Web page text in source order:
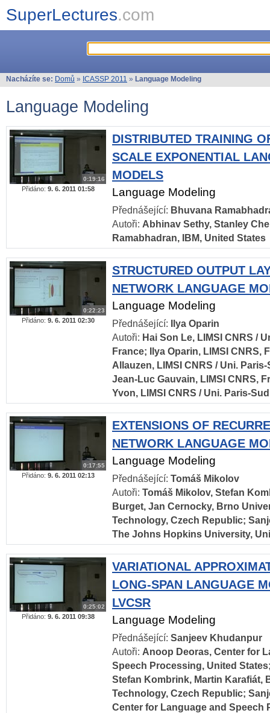
SuperLectures.com
Nacházíte se: Domů » ICASSP 2011 » Language Modeling
Language Modeling
0:19:16
Přidáno: 9. 6. 2011 01:58
DISTRIBUTED TRAINING
SCALE EXPONENTIAL
MODELS
Language Modeling
Přednášející: Bhuvana
Autoři: Abhinav Sethy, Stanley
Ramabhadran, IBM, United States
0:22:23
Přidáno: 9. 6. 2011 02:30
STRUCTURED OUTPUT
NETWORK LANGUAGE
Language Modeling
Přednášející:
Ilya Oparin
Autoři: Hai Son Le, LIMSI CNRS /
France; Ilya Oparin, LIMSI CNRS,
Allauzen, LIMSI CNRS / Uni.
Jean-Luc Gauvain, LIMSI CNRS,
Yvon, LIMSI CNRS / Uni. Paris-
0:17:55
Přidáno: 9. 6. 2011 02:13
EXTENSIONS OF
NETWORK LANGUAGE
Language Modeling
Přednášející: Tomáš Mikolov
Autoři: Tomáš Mikolov, Stefan
Burget, Jan Cernocky, Brno
Technology, Czech Republic;
The Johns Hopkins University,
0:25:02
Přidáno: 9. 6. 2011 09:38
VARIATIONAL
LONG-SPAN LANGUAGE
LVCSR
Language Modeling
Přednášející: Sanjeev Khudanpur
Autoři: Anoop Deoras, Center for
Speech Processing, United
Stefan Kombrink, Martin Karafiát,
Technology, Czech Republic;
Center for Language and Speech